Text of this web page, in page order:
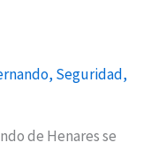
, Seguridad,
de Henares se